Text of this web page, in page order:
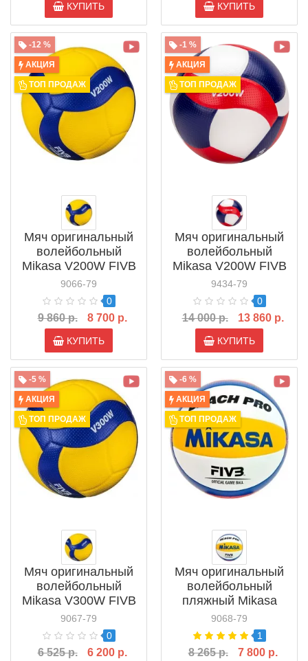
КУПИТЬ КУПИТЬ
-12 %
АКЦИЯ
ТОП ПРОДАЖ
Мяч оригинальный
волейбольный
Mikasa V200W FIVB
9066-79
0
9 860 р. 8 700 р.
КУПИТЬ
-1 %
АКЦИЯ
ТОП ПРОДАЖ
Мяч оригинальный
волейбольный
Mikasa V200W FIVB
USA
9434-79
0
14 000 р. 13 860 р.
КУПИТЬ
-5 %
АКЦИЯ
ТОП ПРОДАЖ
Мяч оригинальный
волейбольный
Mikasa V300W FIVB
9067-79
0
6 525 р. 6 200 р.
-6 %
АКЦИЯ
ТОП ПРОДАЖ
Мяч оригинальный
волейбольный
пляжный Mikasa
Beach Pro BV550С-
WYBR FIVB
9068-79
1
8 265 р. 7 800 р.